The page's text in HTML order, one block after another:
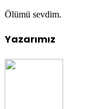
Ölümü sevdim.
Yazarımız